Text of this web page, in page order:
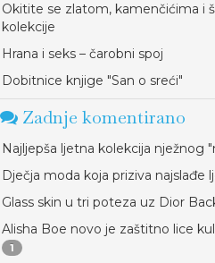
Okitite se zlatom, kamenčićima i
kolekcije
Hrana i seks – čarobni spoj
Dobitnice knjige "San o sreći"
Zadnje komentirano
Najljepša ljetna kolekcija nježnog
Dječja moda koja priziva najslađe
Glass skin u tri poteza uz Dior
Alisha Boe novo je zaštitno lice
1